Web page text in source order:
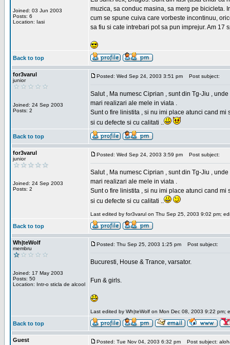
Joined: 03 Jun 2003
Posts: 6
Location: Iasi
muzica, sa conduc masina, sa merg pe bicicleta.
cum se spune cuiva care vorbeste incontinuu,
sa fiu si cate intrebari pot sa pun imprejur. Am 17
Back to top
for3varul
junior
Joined: 24 Sep 2003
Posts: 2
Posted: Wed Sep 24, 2003 3:51 pm Post subject:
Salut , Ma numesc Ciprian , sunt din Tg-Jiu ,
mari realizari ale mele in viata .
Sunt o fire linistita , si nu imi place atunci cand
si cu defecte si cu calitati ..
Back to top
for3varul
junior
Joined: 24 Sep 2003
Posts: 2
Posted: Wed Sep 24, 2003 3:59 pm Post subject:
Salut , Ma numesc Ciprian , sunt din Tg-Jiu ,
mari realizari ale mele in viata .
Sunt o fire linistita , si nu imi place atunci cand
si cu defecte si cu calitati ..
Last edited by for3varul on Thu Sep 25, 2003 9:02 pm;
Back to top
Wh|teWolf
membru
Joined: 17 May 2003
Posts: 50
Location: Intr-o sticla de alcool
Posted: Thu Sep 25, 2003 1:25 pm Post subject:
Bucuresti, House & Trance, varsator.
Fun & girls.
Last edited by Wh|teWolf on Mon Dec 08, 2003 9:22 pm;
Back to top
Guest Posted: Tue Nov 04, 2003 6:32 pm Post subject: